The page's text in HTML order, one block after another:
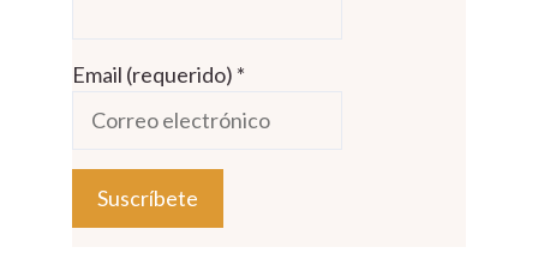
Email (requerido) *